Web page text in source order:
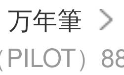
万年筆
）